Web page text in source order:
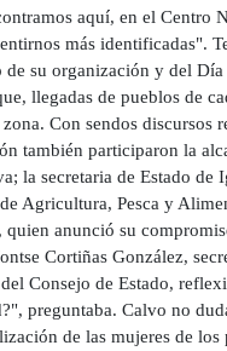
aquí, en el Centro
más identificadas".
de su organización y del
llegadas de pueblos de
Con sendos discursos
también participaron la
la secretaria de Estado
Agricultura, Pesca y
quien anunció su
Cortiñas González,
Consejo de Estado,
preguntaba. Calvo no
de las mujeres de